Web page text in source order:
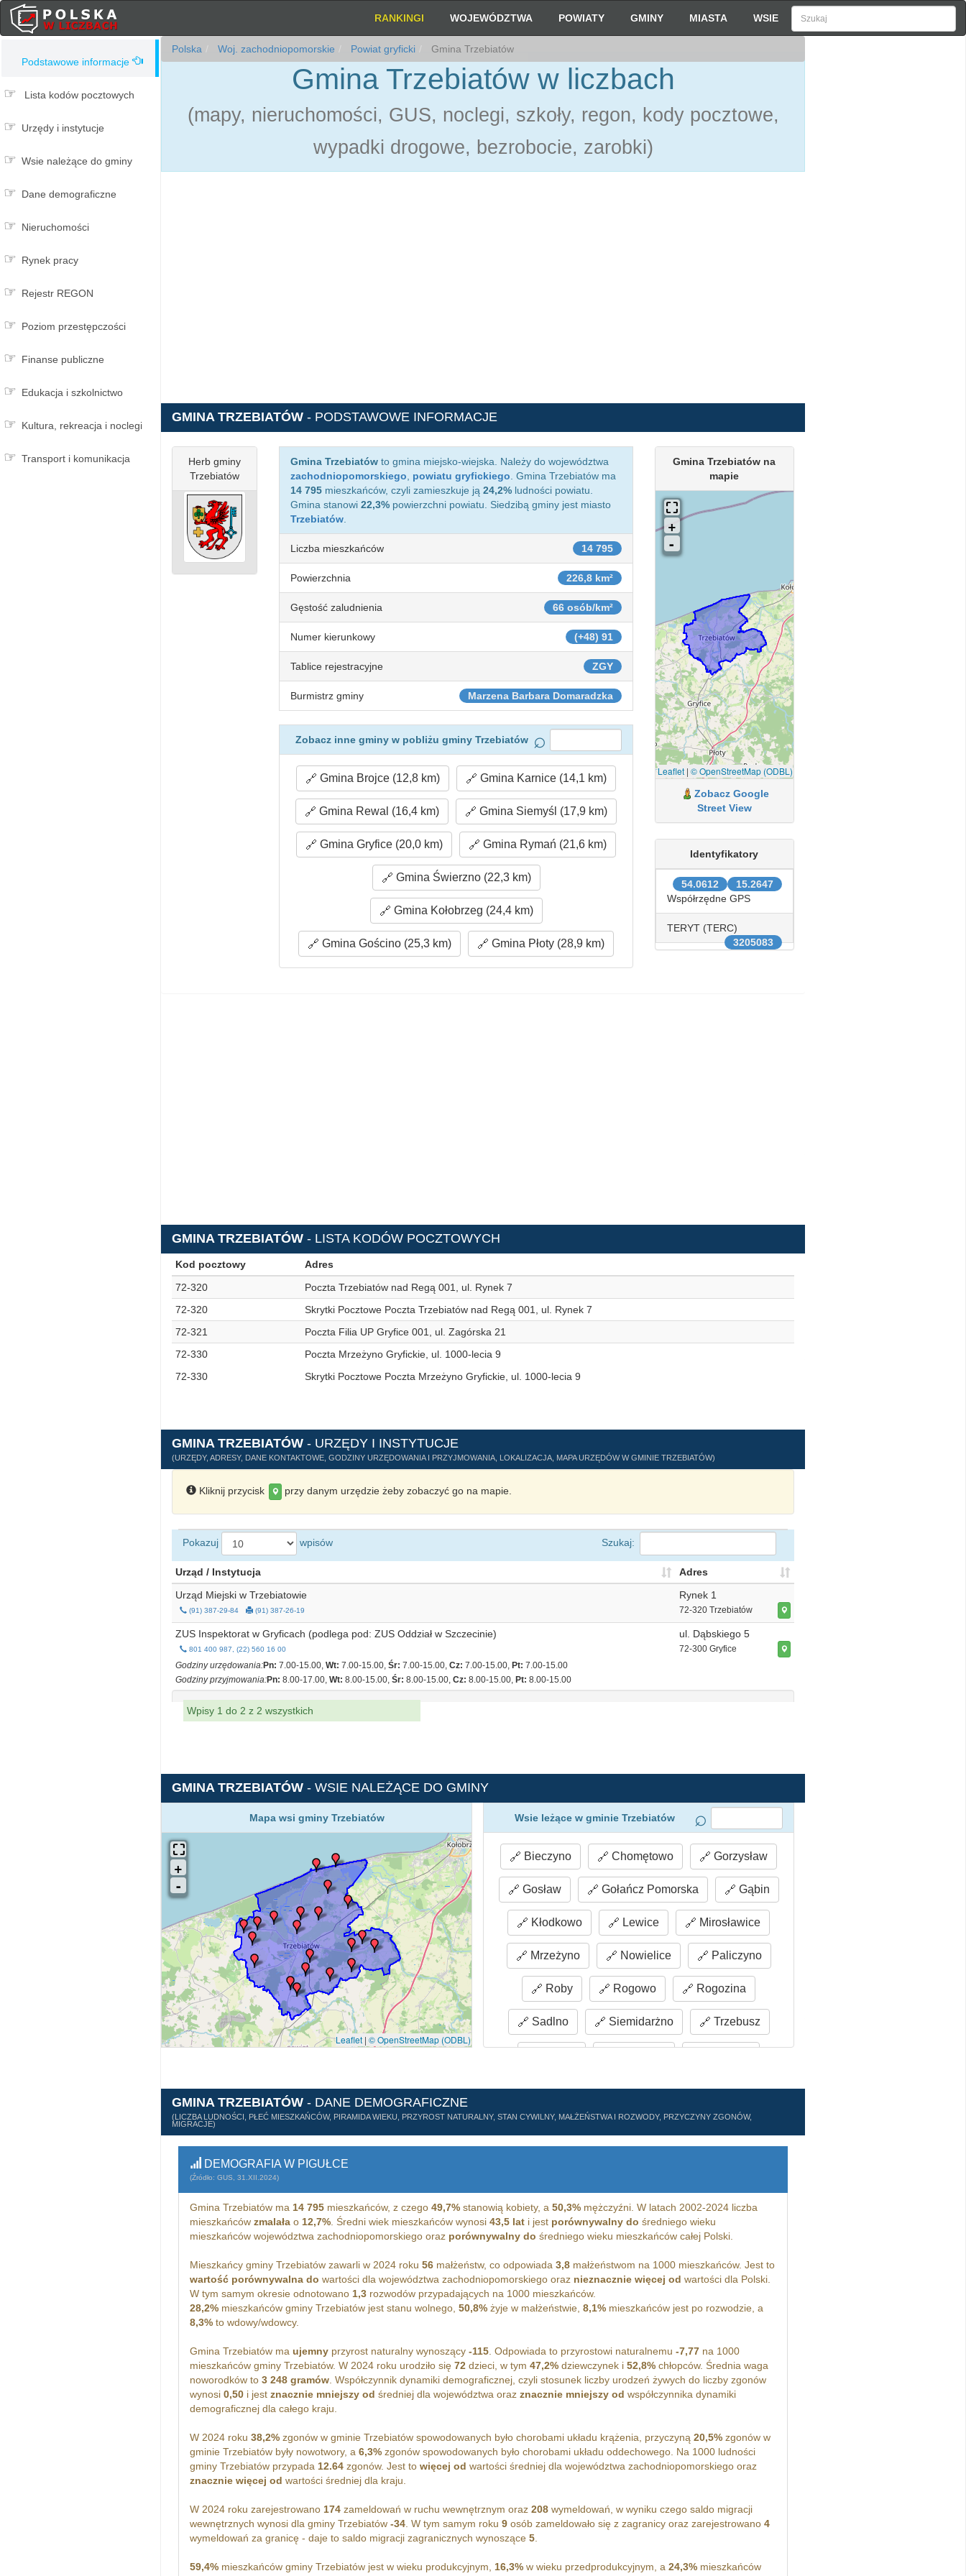
RANKINGI WOJEWÓDZTWA POWIATY GMINY MIASTA WSIE
Podstawowe informacje
Lista kodów pocztowych
Urzędy i instytucje
Wsie należące do gminy
Dane demograficzne
Nieruchomości
Rynek pracy
Rejestr REGON
Poziom przestępczości
Finanse publiczne
Edukacja i szkolnictwo
Kultura, rekreacja i noclegi
Transport i komunikacja
Polska Woj. zachodniopomorskie Powiat gryficki Gmina Trzebiatów
Gmina Trzebiatów w liczbach
(mapy, nieruchomości, GUS, noclegi, szkoły, regon, kody pocztowe,
wypadki drogowe, bezrobocie, zarobki)
GMINA TRZEBIATÓW - PODSTAWOWE INFORMACJE
Gmina Trzebiatów to gmina miejsko-wiejska. Należy do województwa
zachodniopomorskiego
powiatu gryfickiego . Gmina Trzebiatów ma
14 795 mieszkańców, czyli zamieszkuje ją24,2% ludności powiatu.
Gmina stanowi22,3% powierzchni powiatu. Siedzibą gminy jest miasto
Trzebiatów
14 795
Liczba mieszkańców
226,8 km²
Powierzchnia
66 osób/km²
Gęstość zaludnienia
(+48) 91
Numer kierunkowy
ZGY
Tablice rejestracyjne
Marzena Barbara Domaradzka
Burmistrz gminy
Zobacz inne gminy w pobliżu gminy Trzebiatów
Gmina Brojce (12,8 km) Gmina Karnice (14,1 km)
Gmina Rewal (16,4 km) Gmina Siemyśl (17,9 km)
Gmina Gryfice (20,0 km) Gmina Rymań (21,6 km)
Gmina Świerzno (22,3 km)
Gmina Kołobrzeg (24,4 km)
Gmina Gościno (25,3 km) Gmina Płoty (28,9 km)
Gmina Trzebiatów na
mapie
Leaflet| © OpenStreetMap (ODBL)
Zobacz Google
Street View
Identyfikatory
15.2647
54.0612
Współrzędne GPS
TERYT (TERC)
3205083
Herb gminy
Trzebiatów
GMINA TRZEBIATÓW - LISTA KODÓW POCZTOWYCH
Kod pocztowy
Adres
72-320
Poczta Trzebiatów nad Regą 001, ul. Rynek 7
72-320
Skrytki Pocztowe Poczta Trzebiatów nad Regą 001, ul. Rynek 7
72-321
Poczta Filia UP Gryfice 001, ul. Zagórska 21
72-330
Poczta Mrzeżyno Gryfickie, ul. 1000-lecia 9
72-330
Skrytki Pocztowe Poczta Mrzeżyno Gryfickie, ul. 1000-lecia 9
GMINA TRZEBIATÓW - URZĘDY I INSTYTUCJE
(URZĘDY, ADRESY, DANE KONTAKTOWE, GODZINY URZĘDOWANIA I PRZYJMOWANIA, LOKALIZACJA, MAPA URZĘDÓW W GMINIE TRZEBIATÓW)
Kliknij przycisk przy danym urzędzie żeby zobaczyć go na mapie.
Pokazuj wpisów Szukaj:
Urząd / Instytucja
Adres
Urząd Miejski w Trzebiatowie
(91) 387-29-84 (91) 387-26-19
Rynek 1
72-320 Trzebiatów
ZUS Inspektorat w Gryficach (podlega pod: ZUS Oddział w Szczecinie)
801 400 987, (22) 560 16 00
Godziny urzędowania:Pn: 7.00-15.00, Wt: 7.00-15.00, Śr: 7.00-15.00, Cz: 7.00-15.00, Pt: 7.00-15.00
Godziny przyjmowania:Pn: 8.00-17.00, Wt: 8.00-15.00, Śr: 8.00-15.00, Cz: 8.00-15.00, Pt: 8.00-15.00
ul. Dąbskiego 5
72-300 Gryfice
Wpisy 1 do 2 z 2 wszystkich
GMINA TRZEBIATÓW - WSIE NALEŻĄCE DO GMINY
Mapa wsi gminy Trzebiatów
Leaflet | © OpenStreetMap (ODBL)
Wsie leżące w gminie Trzebiatów
Bieczyno Chomętowo Gorzysław
Gosław Gołańcz Pomorska Gąbin
Kłodkowo Lewice Mirosławice
Mrzeżyno Nowielice Paliczyno
Roby Rogowo Rogozina
Sadlno Siemidarżno Trzebusz
GMINA TRZEBIATÓW - DANE DEMOGRAFICZNE
(LICZBA LUDNOŚCI, PŁEĆ MIESZKAŃCÓW, PIRAMIDA WIEKU, PRZYROST NATURALNY, STAN CYWILNY, MAŁŻEŃSTWA I ROZWODY, PRZYCZYNY ZGONÓW,
MIGRACJE)
DEMOGRAFIA W PIGUŁCE
(Źródło: GUS, 31.XII.2024)
Gmina Trzebiatów ma 14 795mieszkańców, z czego 49,7%stanowią kobiety, a 50,3%mężczyźni. W latach 2002-2024 liczba
mieszkańców zmalałao 12,7%. Średni wiek mieszkańców wynosi 43,5 lati jest porównywalny do średniego wieku
mieszkańców województwa zachodniopomorskiego oraz porównywalny do średniego wieku mieszkańców całej Polski.
Mieszkańcy gminy Trzebiatów zawarli w 2024 roku 56małżeństw, co odpowiada 3,8małżeństwom na 1000 mieszkańców. Jest to
wartość porównywalna do wartości dla województwa zachodniopomorskiego oraz nieznacznie więcej od wartości dla Polski.
W tym samym okresie odnotowano 1,3rozwodów przypadających na 1000 mieszkańców.
28,2%mieszkańców gminy Trzebiatów jest stanu wolnego, 50,8%żyje w małżeństwie, 8,1%mieszkańców jest po rozwodzie, a
8,3%to wdowy/wdowcy.
Gmina Trzebiatów ma ujemnyprzyrost naturalny wynoszący -115. Odpowiada to przyrostowi naturalnemu -7,77na 1000
mieszkańców gminy Trzebiatów. W 2024 roku urodziło się 72dzieci, w tym 47,2%dziewczynek i 52,8%chłopców. Średnia waga
noworodków to 3 248 gramów. Współczynnik dynamiki demograficznej, czyli stosunek liczby urodzeń żywych do liczby zgonów
wynosi 0,50i jest znacznie mniejszy od średniej dla województwa oraz znacznie mniejszy od współczynnika dynamiki
demograficznej dla całego kraju.
W 2024 roku 38,2%zgonów w gminie Trzebiatów spowodowanych było chorobami układu krążenia, przyczyną 20,5%zgonów w
gminie Trzebiatów były nowotwory, a 6,3%zgonów spowodowanych było chorobami układu oddechowego. Na 1000 ludności
gminy Trzebiatów przypada 12.64zgonów. Jest to więcej od wartości średniej dla województwa zachodniopomorskiego oraz
znacznie więcej od wartości średniej dla kraju.
W 2024 roku zarejestrowano 174zameldowań w ruchu wewnętrznym oraz 208wymeldowań, w wyniku czego saldo migracji
wewnętrznych wynosi dla gminy Trzebiatów -34. W tym samym roku 9osób zameldowało się z zagranicy oraz zarejestrowano 4
wymeldowań za granicę - daje to saldo migracji zagranicznych wynoszące 5.
59,4%mieszkańców gminy Trzebiatów jest w wieku produkcyjnym, 16,3%w wieku przedprodukcyjnym, a 24,3%mieszkańców